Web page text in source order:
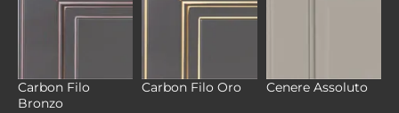
Carbon Filo
Bronzo
Carbon Filo Oro Cenere Assoluto